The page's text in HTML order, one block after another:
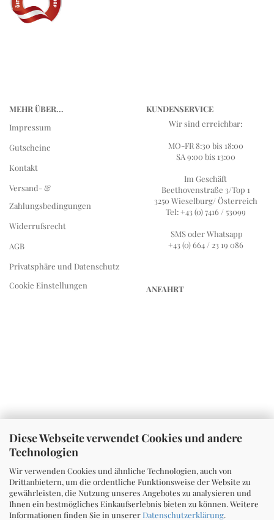
Diese Webseite verwendet Cookies und andere
Technologien
Wir verwenden Cookies und ähnliche Technologien, auch von
Drittanbietern, um die ordentliche Funktionsweise der Website zu
gewährleisten, die Nutzung unseres Angebotes zu analysieren und
Ihnen ein bestmögliches Einkaufserlebnis bieten zu können. Weitere
Informationen finden Sie in unserer Datenschutzerklärung.
MEHR ÜBER...
Impressum
Gutscheine
Kontakt
Versand- &
Zahlungsbedingungen
Widerrufsrecht
AGB
Privatsphäre und Datenschutz
Cookie Einstellungen
KUNDENSERVICE
Wir sind erreichbar:
MO-FR 8:30 bis 18:00
SA 9:00 bis 13:00
Im Geschäft
Beethovenstraße 3/Top 1
3250 Wieselburg/ Österreich
Tel: +43 (0) 7416 / 53099
SMS oder Whatsapp
+43 (0) 664 / 23 19 086
ANFAHRT